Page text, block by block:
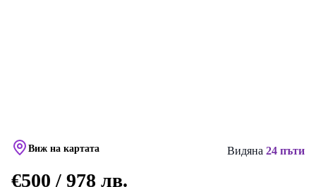
Виж на картата Видяна 24 пъти
€500 / 978 лв.